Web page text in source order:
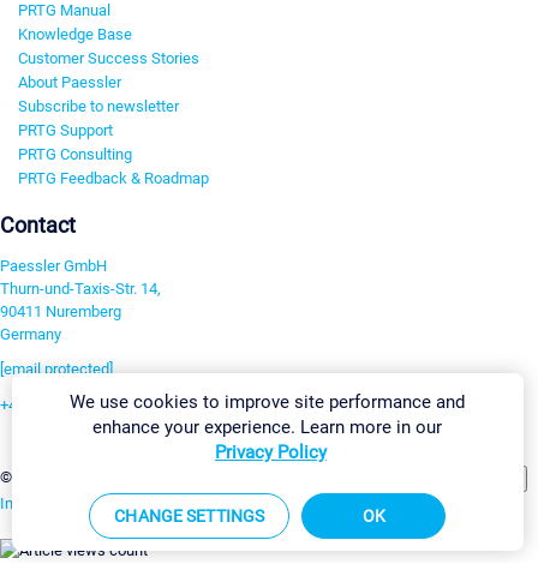
PRTG Manual
Knowledge Base
Customer Success Stories
About Paessler
Subscribe to newsletter
PRTG Support
PRTG Consulting
PRTG Feedback & Roadmap
Contact
Paessler GmbH
Thurn-und-Taxis-Str. 14,
90411 Nuremberg
Germany
[email protected]
+49 911 93775-0
©2026 Paessler GmbH
Imprint Report Vulnerability Download & InstallSitemap
We use cookies to improve site performance and
enhance your experience. Learn more in our
Privacy Policy
CHANGE SETTINGS OK